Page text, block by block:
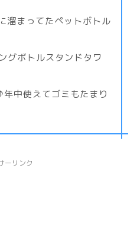
溜まってたペットボトル
グボトルスタンドタワ
中使えてゴミもたまり
ーリンク